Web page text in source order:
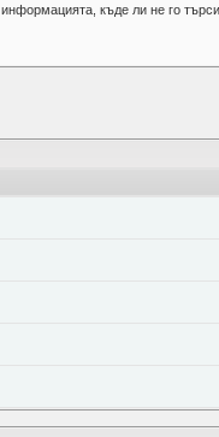
информацията, къде ли не го